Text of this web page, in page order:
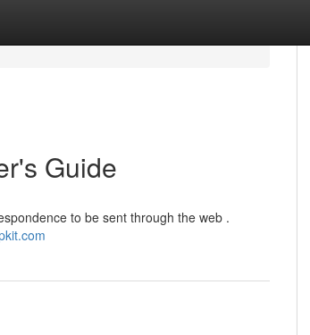
Guide
to be sent through the web .